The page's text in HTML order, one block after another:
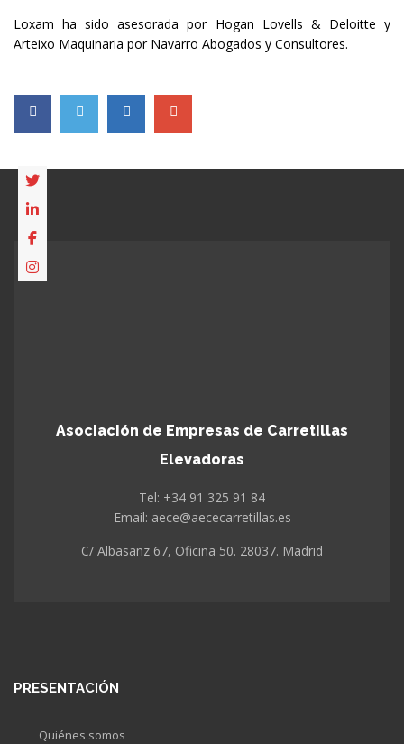
Loxam ha sido asesorada por Hogan Lovells & Deloitte y
Arteixo Maquinaria por Navarro Abogados y Consultores.
Asociación de Empresas de Carretillas
Elevadoras
Tel: +34 91 325 91 84
Email: aece@aececarretillas.es
C/ Albasanz 67, Oficina 50. 28037. Madrid
PRESENTACIÓN
Quiénes somos